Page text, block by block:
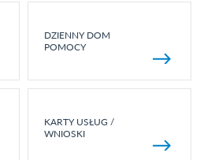
DZIENNY DOM
POMOCY
KARTY USŁUG /
WNIOSKI